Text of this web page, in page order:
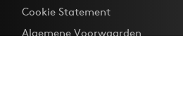
Cookie Statement
Algemene Voorwaarden